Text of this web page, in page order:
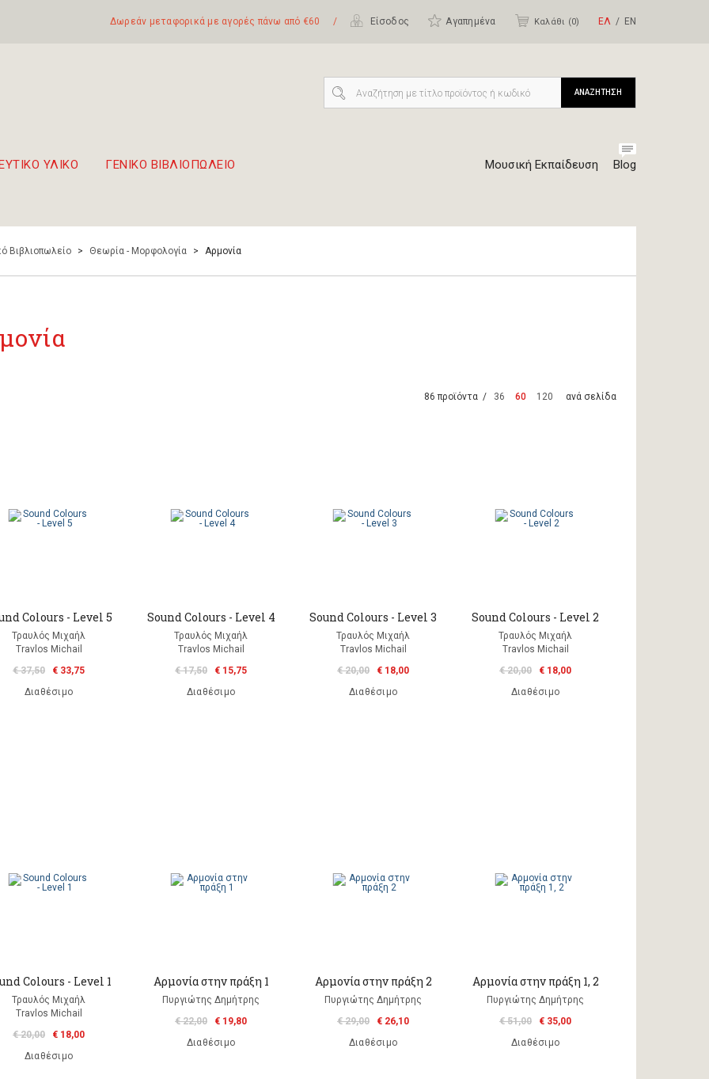
Δωρεάν μεταφορικά με αγορές πάνω από €60 / Είσοδος Αγαπημένα Καλάθι (0) ΕΛ ΕΝ
ΥΛΙΚΟ ΓΕΝΙΚΟ ΒΙΒΛΙΟΠΩΛΕΙΟ Μουσική Εκπαίδευση Blog
ΑΝΑΖΗΤΗΣΗ
Βιβλιοπωλείο > Θεωρία - Μορφολογία > Αρμονία
86 προϊόντα / 36 60 120 ανά σελίδα
Colours - Level 5
Τραυλός Μιχαήλ
Travlos Michail
€ 37,50
€ 33,75
Διαθέσιμο
Sound Colours - Level 4
Τραυλός Μιχαήλ
Travlos Michail
€ 17,50
€ 15,75
Διαθέσιμο
Sound Colours - Level 3
Τραυλός Μιχαήλ
Travlos Michail
€ 20,00
€ 18,00
Διαθέσιμο
Sound Colours - Level 2
Τραυλός Μιχαήλ
Travlos Michail
€ 20,00
€ 18,00
Διαθέσιμο
Colours - Level 1
Τραυλός Μιχαήλ
Travlos Michail
€ 20,00
€ 18,00
Διαθέσιμο
Αρμονία στην πράξη 1
Πυργιώτης Δημήτρης
€ 22,00
€ 19,80
Διαθέσιμο
Αρμονία στην πράξη 2
Πυργιώτης Δημήτρης
€ 29,00
€ 26,10
Διαθέσιμο
Αρμονία στην πράξη 1, 2
Πυργιώτης Δημήτρης
€ 51,00
€ 35,00
Διαθέσιμο